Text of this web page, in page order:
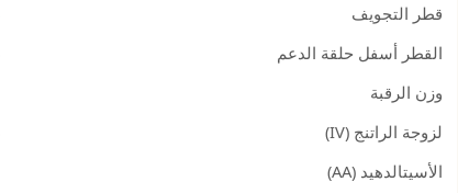
قطر التجويف
القطر أسفل حلقة الدعم
وزن الرقبة
لزوجة الراتنج (IV)
الأسيتالدهيد (AA)